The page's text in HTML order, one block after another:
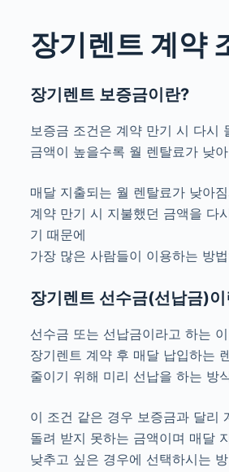
장기렌트 계약
장기렌트 보증금이란?
보증금 조건은 계약 만기 시 다시
금액이 높을수록 월 렌탈료가 낮
매달 지출되는 월 렌탈료가 낮아
계약 만기 시 지불했던 금액을 다
기 때문에
가장 많은 사람들이 이용하는 방
장기렌트 선수금(선납금)
선수금 또는 선납금이라고 하는
장기렌트 계약 후 매달 납입하는
줄이기 위해 미리 선납을 하는 방
이 조건 같은 경우 보증금과 달리
돌려 받지 못하는 금액이며 매달
낮추고 싶은 경우에 선택하시는